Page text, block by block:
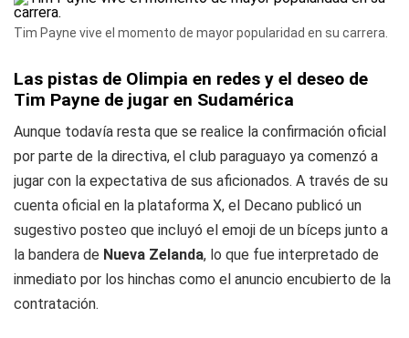
Tim Payne vive el momento de mayor popularidad en su carrera.
Las pistas de Olimpia en redes y el deseo de
Tim Payne de jugar en Sudamérica
Aunque todavía resta que se realice la confirmación oficial
por parte de la directiva, el club paraguayo ya comenzó a
jugar con la expectativa de sus aficionados. A través de su
cuenta oficial en la plataforma X, el Decano publicó un
sugestivo posteo que incluyó el emoji de un bíceps junto a
la bandera de Nueva Zelanda, lo que fue interpretado de
inmediato por los hinchas como el anuncio encubierto de la
contratación.